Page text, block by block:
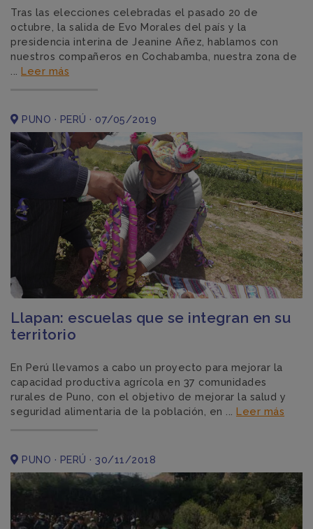
Tras las elecciones celebradas el pasado 20 de
octubre, la salida de Evo Morales del país y la
presidencia interina de Jeanine Añez, hablamos con
nuestros compañeros en Cochabamba, nuestra zona de
Leer más
PUNO · PERÚ · 07/05/2019
Llapan: escuelas que se integran en su
territorio
En Perú llevamos a cabo un proyecto para mejorar la
capacidad productiva agrícola en 37 comunidades
rurales de Puno, con el objetivo de mejorar la salud y
seguridad alimentaria de la población, en ... Leer más
PUNO · PERÚ · 30/11/2018